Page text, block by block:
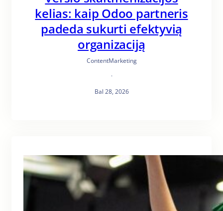
kelias: kaip Odoo partneris
padeda sukurti efektyvią
organizaciją
ContentMarketing
·
Bal 28, 2026